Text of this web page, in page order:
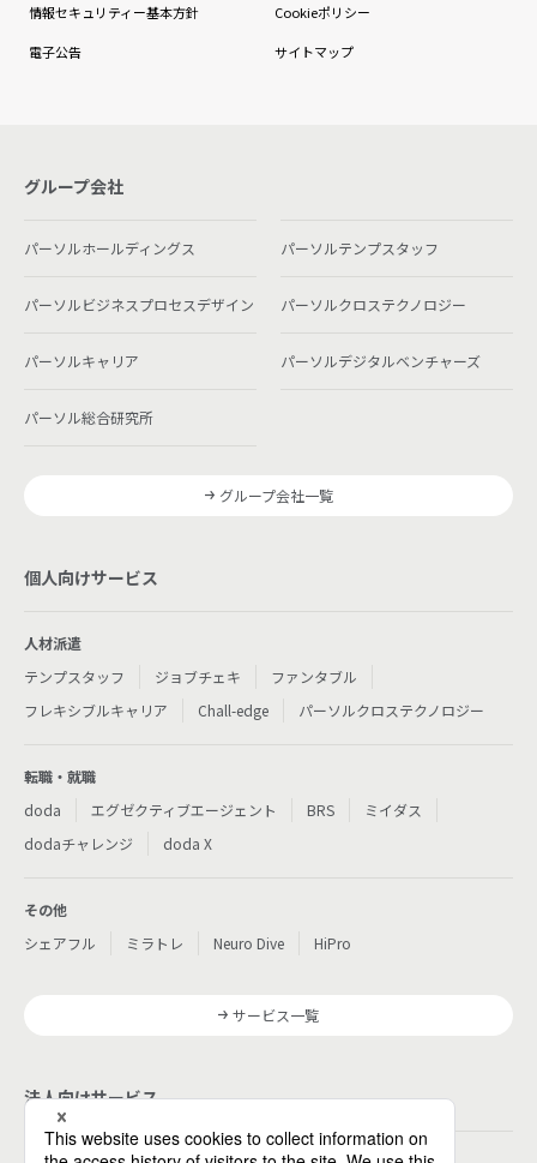
情報セキュリティー基本方針 Cookieポリシー
電子公告 サイトマップ
グループ会社
パーソルホールディングス パーソルテンプスタッフ
パーソルビジネスプロセスデザイン パーソルクロステクノロジー
パーソルキャリア パーソルデジタルベンチャーズ
パーソル総合研究所
グループ会社一覧
個人向けサービス
人材派遣
テンプスタッフ
ジョブチェキ
ファンタブル
フレキシブルキャリア
Chall-edge パーソルクロステクノロジー
転職・就職
doda
エグゼクティブエージェント BRS
ミイダス
dodaチャレンジ
doda X
その他
シェアフル
ミラトレ Neuro Dive HiPro
サービス一覧
法人向けサービス